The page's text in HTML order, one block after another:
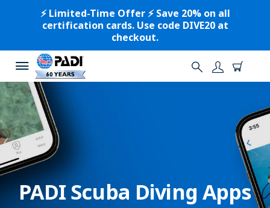
⚡️ Limited-Time Offer ⚡️ Save 20% on all
certification cards. Use code DIVE20 at
checkout.
PADI Scuba Diving Apps